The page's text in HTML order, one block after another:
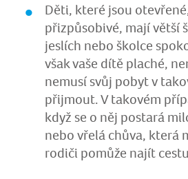
Děti, které jsou
přizpůsobivé, mají větší
jeslích nebo školce
však vaše dítě plaché,
nemusí svůj pobyt v
přijmout. V takovém
když se o něj postará
nebo vřelá chůva, která
rodiči pomůže najít